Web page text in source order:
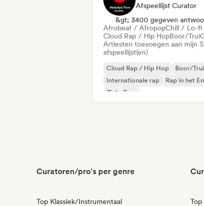
Afspeellijst Curator
&gt; 3400 gegeven
Afrobeat / AfropopChill / Lo-fi
Cloud Rap / Hip HopBoor/Trui
Artiesten toevoegen aan mijn
afspeellijst(en)
Cloud Rap / Hip Hop Boor/Trui
Internationale rap
Rap in het
Ziel
Trap
Curatoren/pro's per genre
Top Klassiek/Instrumentaal